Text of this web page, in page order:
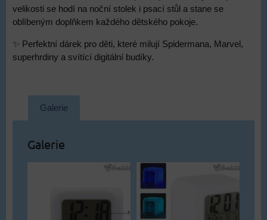
velikosti se hodí na noční stolek i psací stůl a stane se
oblíbeným doplňkem každého dětského pokoje.
✨ Perfektní dárek pro děti, které milují Spidermana, Marvel,
superhrdiny a svítící digitální budíky.
Galerie
Galerie